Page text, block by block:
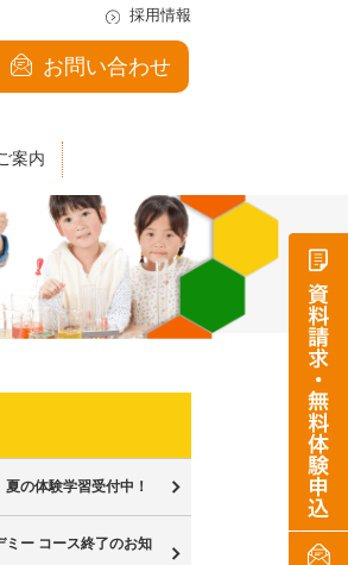
お問い合わせ
案内
採用情報
夏の体験学習受付中！
ミー コース終了のお知